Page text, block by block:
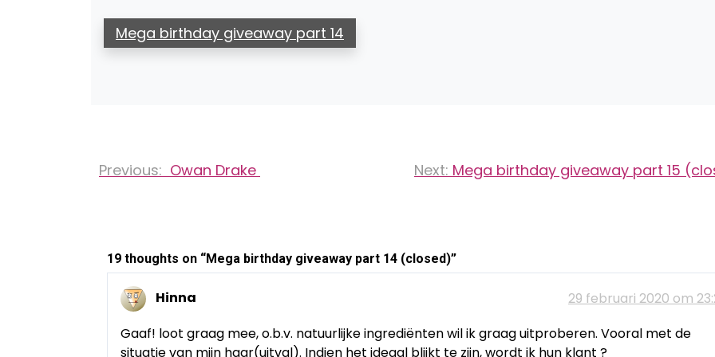
Mega birthday giveaway part 14
Bericht
Previous: Owan Drake Next: Mega birthday giveaway part 15
19 thoughts on “Mega birthday giveaway part 14 (closed)”
Hinna
29 februari 2020 om
Gaaf! loot graag mee, o.b.v. natuurlijke ingrediënten wil ik graag uitproberen. Vooral met de
situatie van mijn haar(uitval). Indien het ideaal blijkt te zijn, wordt ik hun klant ?